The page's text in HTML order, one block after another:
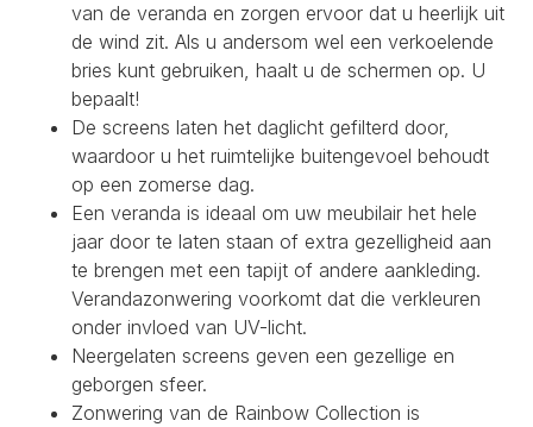
van de veranda en zorgen ervoor dat u heerlijk uit
de wind zit. Als u andersom wel een verkoelende
bries kunt gebruiken, haalt u de schermen op. U
bepaalt!
De screens laten het daglicht gefilterd door,
waardoor u het ruimtelijke buitengevoel behoudt
op een zomerse dag.
Een veranda is ideaal om uw meubilair het hele
jaar door te laten staan of extra gezelligheid aan
te brengen met een tapijt of andere aankleding.
Verandazonwering voorkomt dat die verkleuren
onder invloed van UV-licht.
Neergelaten screens geven een gezellige en
geborgen sfeer.
Zonwering van de Rainbow Collection is